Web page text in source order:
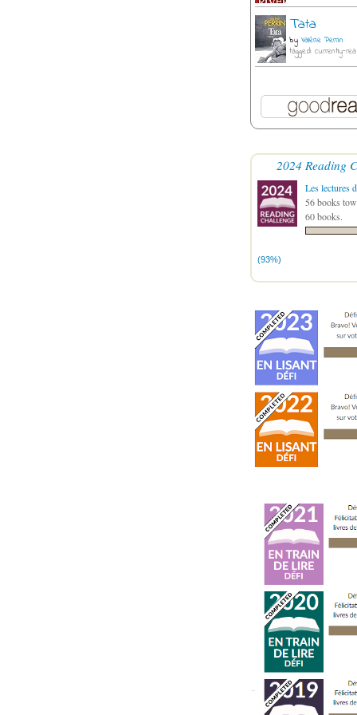
Tata
by Valérie Perrin
tagged: currently-
2024 Reading
Les lectures
56 books
60 books.
(93%)